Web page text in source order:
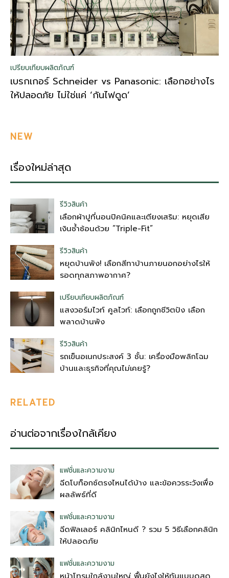
เปรียบเทียบผลิตภัณฑ์
เบรกเกอร์ Schneider vs Panasonic: เลือกอย่างไร
ให้ปลอดภัย ไม่ใช่แค่ ‘กันไฟดูด’
NEW
เรื่องใหม่ล่าสุด
รีวิวสินค้า
เลือกผ้าปูที่นอนปิคนิคและเตียงเสริม: หยุดเสีย
เงินซ้ำซ้อนด้วย “Triple-Fit”
รีวิวสินค้า
หยุดบ้านพัง! เลือกสีทาบ้านภายนอกอย่างไรให้
รอดทุกสภาพอากาศ?
เปรียบเทียบผลิตภัณฑ์
แสงวอร์มไวท์ คูลไวท์: เลือกถูกชีวิตปัง เลือก
พลาดบ้านพัง
รีวิวสินค้า
รถเข็นอเนกประสงค์ 3 ชั้น: เครื่องมือพลิกโฉม
บ้านและธุรกิจที่คุณไม่เคยรู้?
RELATED
อ่านต่อจากเรื่องใกล้เคียง
แฟชั่นและความงาม
ฉีดโบท็อกซ์ตรงไหนได้บ้าง และข้อควรระวังเพื่อ
ผลลัพธ์ที่ดี
แฟชั่นและความงาม
ฉีดฟิลเลอร์ คลินิกไหนดี ? รวม 5 วิธีเลือกคลินิก
ให้ปลอดภัย
แฟชั่นและความงาม